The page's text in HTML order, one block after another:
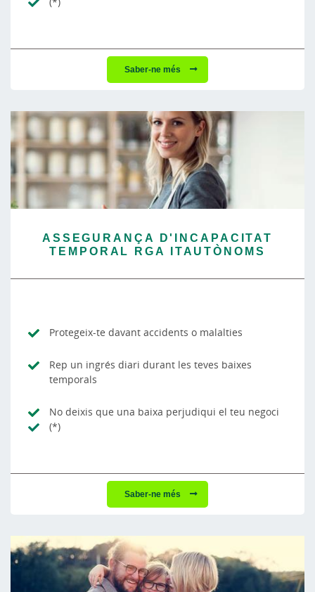
Saber-ne més
ASSEGURANÇA D'INCAPACITAT
TEMPORAL RGA ITAUTÒNOMS
Protegeix-te davant accidents o malalties
Rep un ingrés diari durant les teves baixes
temporals
No deixis que una baixa perjudiqui el teu negoci
(*)
Saber-ne més